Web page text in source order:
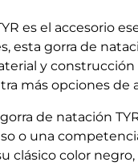
es el
esta gorra de
y
más opciones de
de natación
o una
clásico color